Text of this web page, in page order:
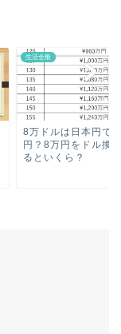
生活全般
8万ドルは日本円で
円？8万円をドル換
るといくら？